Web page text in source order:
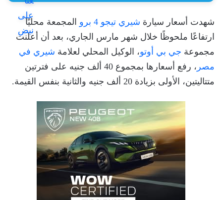
شهدت أسعار سيارة شيري تيجو 4 برو
المجمعة محليًا
ارتفاعًا ملحوظًا خلال شهر مارس الجاري، بعد أن أعلنت
مجموعة جي بي أوتو، الوكيل المحلي لعلامة شيري في
مصر
، رفع أسعارها بمجموع 40 ألف جنيه على فترتين
متتاليتين، الأولى بزيادة 20 ألف جنيه والثانية بنفس القيمة.